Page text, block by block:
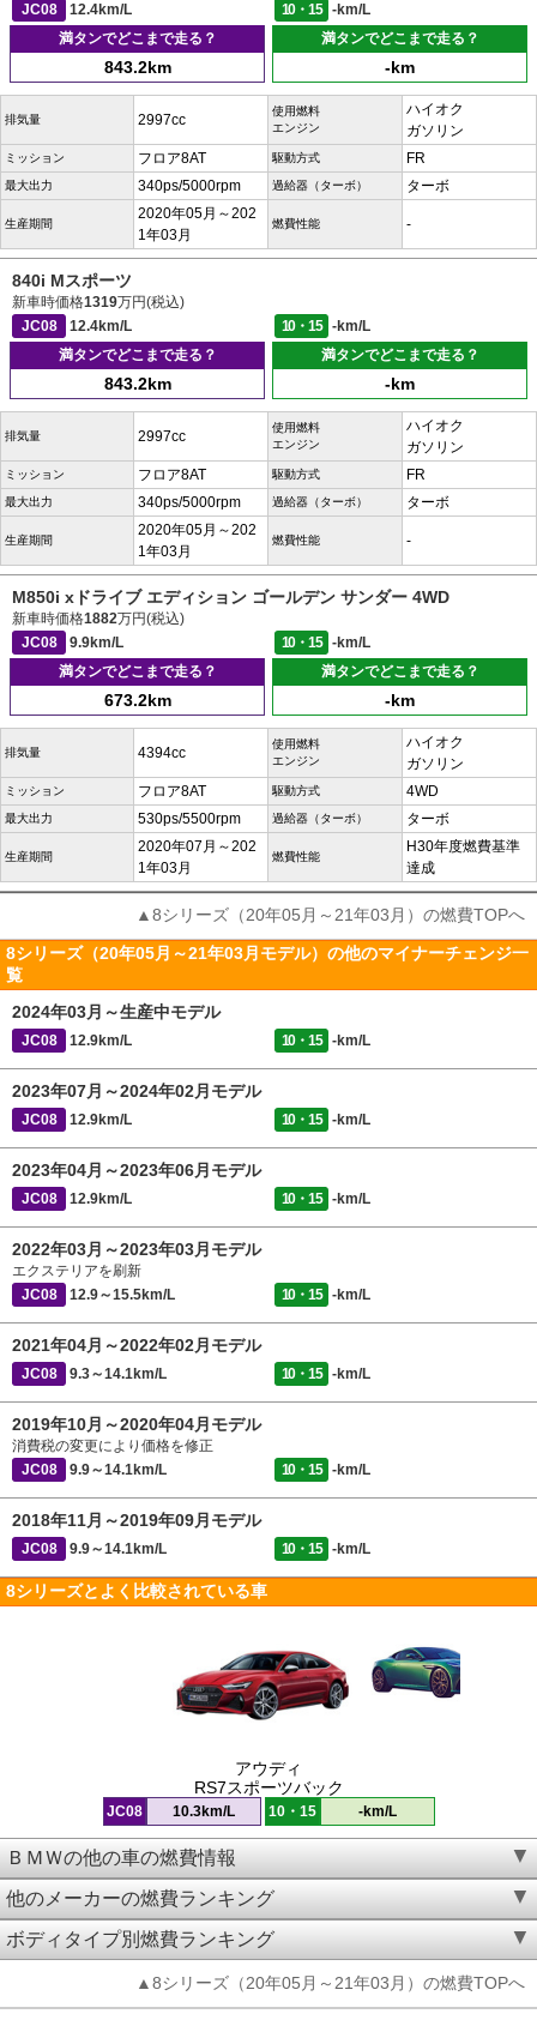
JC08
12.4km/L 10・15
-km/L
満タンでどこまで走る？
843.2km
満タンでどこまで走る？
-km
排気量 2997cc
使用燃料
エンジン
ハイオク
ガソリン
ミッション フロア8AT 駆動方式 FR
最大出力 340ps/5000rpm 過給器（ターボ） ターボ
生産期間
2020年05月～202
1年03月
燃費性能 -
840i Mスポーツ
新車時価格1319万円(税込)
JC08
12.4km/L 10・15
-km/L
満タンでどこまで走る？
843.2km
満タンでどこまで走る？
-km
排気量 2997cc
使用燃料
エンジン
ハイオク
ガソリン
ミッション フロア8AT 駆動方式 FR
最大出力 340ps/5000rpm 過給器（ターボ） ターボ
生産期間
2020年05月～202
1年03月
燃費性能 -
M850i xドライブ エディション ゴールデン サンダー 4WD
新車時価格1882万円(税込)
JC08
9.9km/L 10・15
-km/L
満タンでどこまで走る？
673.2km
満タンでどこまで走る？
-km
排気量 4394cc
使用燃料
エンジン
ハイオク
ガソリン
ミッション フロア8AT 駆動方式 4WD
最大出力 530ps/5500rpm 過給器（ターボ） ターボ
生産期間
2020年07月～202
1年03月
燃費性能
H30年度燃費基準
達成
▲8シリーズ（20年05月～21年03月）の燃費TOPへ
8シリーズ（20年05月～21年03月モデル）の他のマイナーチェンジ一
覧
2024年03月～生産中モデル
JC08 12.9km/L 10・15 -km/L
2023年07月～2024年02月モデル
JC08 12.9km/L 10・15 -km/L
2023年04月～2023年06月モデル
JC08 12.9km/L 10・15 -km/L
2022年03月～2023年03月モデル
エクステリアを刷新
JC08
12.9～15.5km/L 10・15 -km/L
2021年04月～2022年02月モデル
JC08 9.3～14.1km/L 10・15 -km/L
2019年10月～2020年04月モデル
消費税の変更により価格を修正
JC08
9.9～14.1km/L 10・15 -km/L
2018年11月～2019年09月モデル
JC08 9.9～14.1km/L 10・15 -km/L
8シリーズとよく比較されている車
アウディ
RS7スポーツバック
JC08 10.3km/L 10・15 -km/L
ＢＭＷの他の車の燃費情報
他のメーカーの燃費ランキング
ボディタイプ別燃費ランキング
▲8シリーズ（20年05月～21年03月）の燃費TOPへ